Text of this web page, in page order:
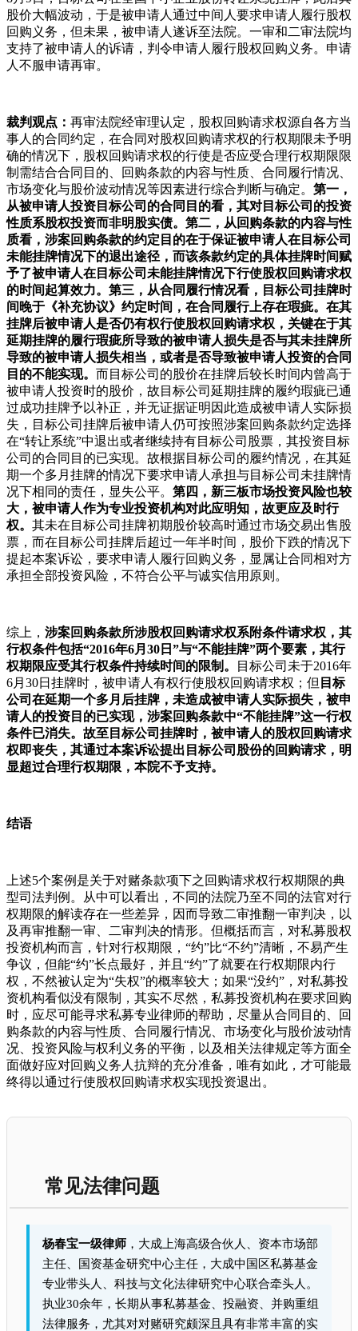
股价大幅波动，于是被申请人通过中间人要求申请人履行股权
回购义务，但未果，被申请人遂诉至法院。一审和二审法院均
支持了被申请人的诉请，判令申请人履行股权回购义务。申请
人不服申请再审。
裁判观点： 再审法院经审理认定，股权回购请求权源自各方当
事人的合同约定，在合同对股权回购请求权的行权期限未予明
确的情况下，股权回购请求权的行使是否应受合理行权期限限
制需结合合同目的、回购条款的内容与性质、合同履行情况、
市场变化与股价波动情况等因素进行综合判断与确定。 第一，
从被申请人投资目标公司的合同目的看，其对目标公司的投资
性质系股权投资而非明股实债。第二，从回购条款的内容与性
质看，涉案回购条款的约定目的在于保证被申请人在目标公司
未能挂牌情况下的退出途径，而该条款约定的具体挂牌时间赋
予了被申请人在目标公司未能挂牌情况下行使股权回购请求权
的时间起算效力。第三，从合同履行情况看，目标公司挂牌时
间晚于《补充协议》约定时间，在合同履行上存在瑕疵。在其
挂牌后被申请人是否仍有权行使股权回购请求权，关键在于其
延期挂牌的履行瑕疵所导致的被申请人损失是否与其未挂牌所
导致的被申请人损失相当，或者是否导致被申请人投资的合同
目的不能实现。 而目标公司的股价在挂牌后较长时间内曾高于
被申请人投资时的股价，故目标公司延期挂牌的履约瑕疵已通
过成功挂牌予以补正，并无证据证明因此造成被申请人实际损
失，目标公司挂牌后被申请人仍可按照涉案回购条款约定选择
在“转让系统”中退出或者继续持有目标公司股票，其投资目标
公司的合同目的已实现。故根据目标公司的履约情况，在其延
期一个多月挂牌的情况下要求申请人承担与目标公司未挂牌情
况下相同的责任，显失公平。 第四，新三板市场投资风险也较
大，被申请人作为专业投资机构对此应明知，故更应及时行
权。 其未在目标公司挂牌初期股价较高时通过市场交易出售股
票，而在目标公司挂牌后超过一年半时间，股价下跌的情况下
提起本案诉讼，要求申请人履行回购义务，显属让合同相对方
承担全部投资风险，不符合公平与诚实信用原则。
综上， 涉案回购条款所涉股权回购请求权系附条件请求权，其
行权条件包括“2016年6月30日”与“不能挂牌”两个要素，其行
权期限应受其行权条件持续时间的限制。
目标公司未于2016年
6月30日挂牌时，被申请人有权行使股权回购请求权；但 目标
公司在延期一个多月后挂牌，未造成被申请人实际损失，被申
请人的投资目的已实现，涉案回购条款中“不能挂牌”这一行权
条件已消失。故至目标公司挂牌时，被申请人的股权回购请求
权即丧失，其通过本案诉讼提出目标公司股份的回购请求，明
显超过合理行权期限，本院不予支持。
结语
上述5个案例是关于对赌条款项下之回购请求权行权期限的典
型司法判例。从中可以看出，不同的法院乃至不同的法官对行
权期限的解读存在一些差异，因而导致二审推翻一审判决，以
及再审推翻一审、二审判决的情形。但概括而言，对私募股权
投资机构而言，针对行权期限，“约”比“不约”清晰，不易产生
争议，但能“约”长点最好，并且“约”了就要在行权期限内行
权，不然被认定为“失权”的概率较大；如果“没约”，对私募投
资机构看似没有限制，其实不尽然，私募投资机构在要求回购
时，应尽可能寻求私募专业律师的帮助，尽量从合同目的、回
购条款的内容与性质、合同履行情况、市场变化与股价波动情
况、投资风险与权利义务的平衡，以及相关法律规定等方面全
面做好应对回购义务人抗辩的充分准备，唯有如此，才可能最
终得以通过行使股权回购请求权实现投资退出。
常见法律问题
杨春宝一级律师 ，大成上海高级合伙人、资本市场部
主任、国资基金研究中心主任，大成中国区私募基金
专业带头人、科技与文化法律研究中心联合牵头人。
执业30余年，长期从事私募基金、投融资、并购重组
法律服务，尤其对对赌研究颇深且具有非常丰富的实